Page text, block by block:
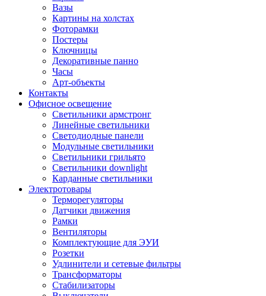
Вазы
Картины на холстах
Фоторамки
Постеры
Ключницы
Декоративные панно
Часы
Арт-объекты
Контакты
Офисное освещение
Светильники армстронг
Линейные светильники
Светодиодные панели
Модульные светильники
Светильники грильято
Светильники downlight
Карданные светильники
Электротовары
Терморегуляторы
Датчики движения
Рамки
Вентиляторы
Комплектующие для ЭУИ
Розетки
Удлинители и сетевые фильтры
Трансформаторы
Стабилизаторы